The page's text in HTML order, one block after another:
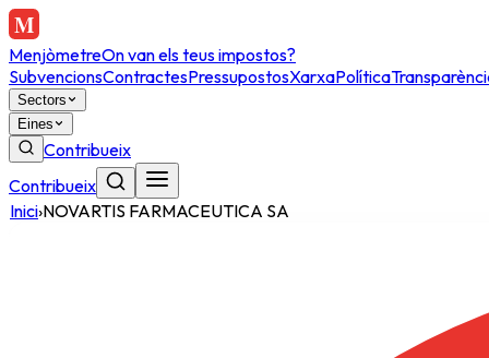
MenjòmetreOn van els teus impostos?
SubvencionsContractesPressupostosXarxaPolítica
Sectors
Eines
Contribueix
Contribueix
Inici›NOVARTIS FARMACEUTICA SA